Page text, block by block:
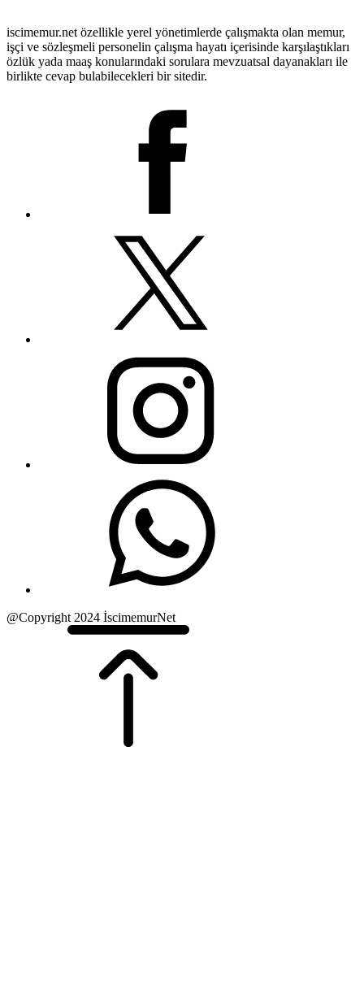
iscimemur.net özellikle yerel yönetimlerde çalışmakta olan memur,
işçi ve sözleşmeli personelin çalışma hayatı içerisinde karşılaştıkları
özlük yada maaş konularındaki sorulara mevzuatsal dayanakları ile
birlikte cevap bulabilecekleri bir sitedir.
@Copyright 2024 İscimemurNet